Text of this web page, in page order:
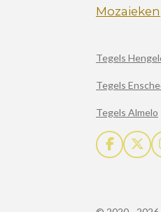
Mozaieken
Tegels
Tegels
Tegels Almelo
F
a
X